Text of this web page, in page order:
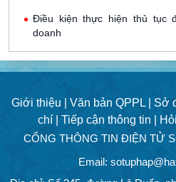
Điều kiện thực hiện thủ tục
doanh
Giới thiệu | Văn bản QPPL | Sở
chí |
Tiếp cận thông tin |
CỔNG THÔNG TIN ĐIỆN TỬ
Email: